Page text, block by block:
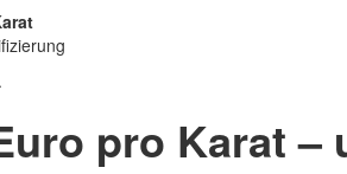
pro Karat –